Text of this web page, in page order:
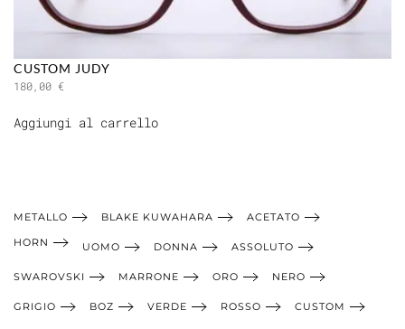
CUSTOM JUDY
180,00 €
Aggiungi al carrello
METALLO BLAKE KUWAHARA
ACETATO
HORN
UOMO DONNA ASSOLUTO
SWAROVSKI MARRONE ORO NERO
GRIGIO BOZ VERDE ROSSO CUSTOM